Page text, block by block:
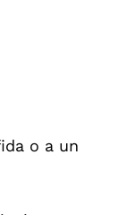
o a un